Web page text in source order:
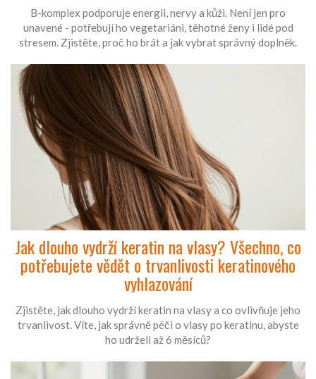
B-komplex podporuje energii, nervy a kůži. Není jen pro
unavené - potřebují ho vegetariáni, těhotné ženy i lidé pod
stresem. Zjistěte, proč ho brát a jak vybrat správný doplněk.
Jak dlouho vydrží keratin na vlasy? Všechno, co
potřebujete vědět o trvanlivosti keratinového
vyhlazování
Zjistěte, jak dlouho vydrží keratin na vlasy a co ovlivňuje jeho
trvanlivost. Víte, jak správně péči o vlasy po keratinu, abyste
ho udrželi až 6 měsíců?